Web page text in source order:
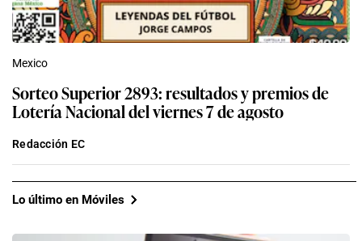
Mexico
Sorteo Superior 2893: resultados y premios de
Lotería Nacional del viernes 7 de agosto
Redacción EC
Lo último en Móviles